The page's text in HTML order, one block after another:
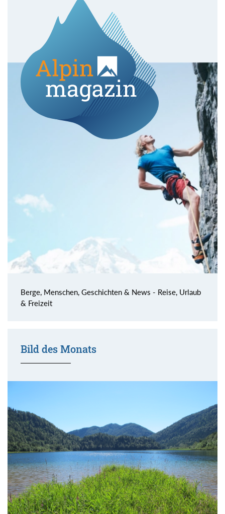
Berge, Menschen, Geschichten & News - Reise, Urlaub
& Freizeit
Bild des Monats